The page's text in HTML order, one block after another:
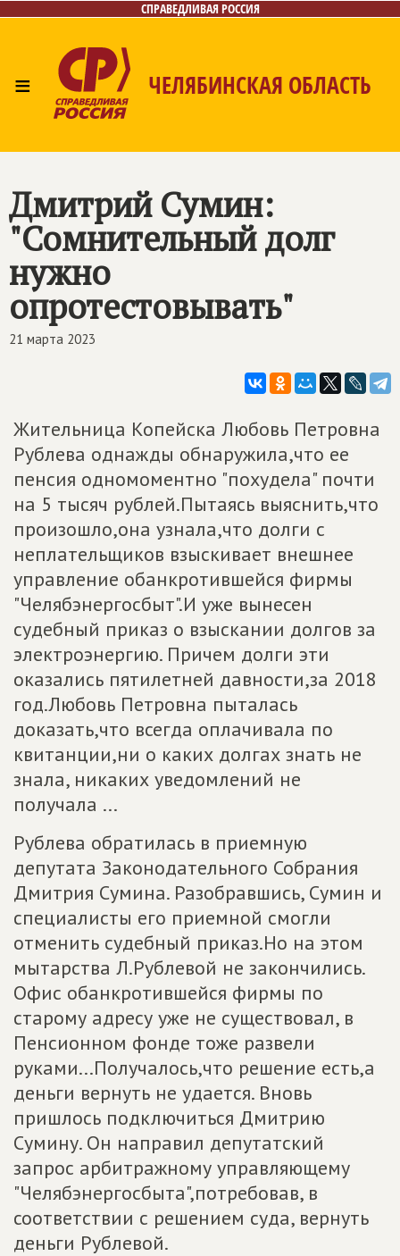
СПРАВЕДЛИВАЯ РОССИЯ
≡ ЧЕЛЯБИНСКАЯ ОБЛАСТЬ
Контакты
Дмитрий Сумин:
"Сомнительный долг
нужно
опротестовывать"
21 марта 2023
Жительница Копейска Любовь Петровна
Рублева однажды обнаружила,что ее
пенсия одномоментно "похудела" почти
на 5 тысяч рублей.Пытаясь выяснить,что
произошло,она узнала,что долги с
неплательщиков взыскивает внешнее
управление обанкротившейся фирмы
"Челябэнергосбыт".И уже вынесен
судебный приказ о взыскании долгов за
электроэнергию. Причем долги эти
оказались пятилетней давности,за 2018
год.Любовь Петровна пыталась
доказать,что всегда оплачивала по
квитанции,ни о каких долгах знать не
знала, никаких уведомлений не
получала ...
Рублева обратилась в приемную
депутата Законодательного Собрания
Дмитрия Сумина. Разобравшись, Сумин и
специалисты его приемной смогли
отменить судебный приказ.Но на этом
мытарства Л.Рублевой не закончились.
Офис обанкротившейся фирмы по
старому адресу уже не существовал, в
Пенсионном фонде тоже развели
руками...Получалось,что решение есть,а
деньги вернуть не удается. Вновь
пришлось подключиться Дмитрию
Сумину. Он направил депутатский
запрос арбитражному управляющему
"Челябэнергосбыта",потребовав, в
соответствии с решением суда, вернуть
деньги Рублевой.